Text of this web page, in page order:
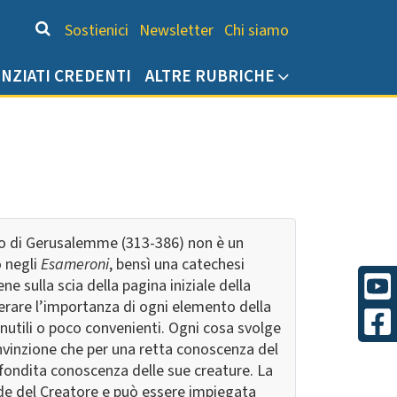
Chi siamo
Sostienici Newsletter Chi siamo
CREDENTI ALTRE RUBRICHE
Gerusalemme (313-386) non è un
negli Esameroni, bensì una catechesi
sulla scia della pagina iniziale della
l’importanza di ogni elemento della
o poco convenienti. Ogni cosa svolge
che per una retta conoscenza del
conoscenza delle sue creature. La
del Creatore e può essere impiegata